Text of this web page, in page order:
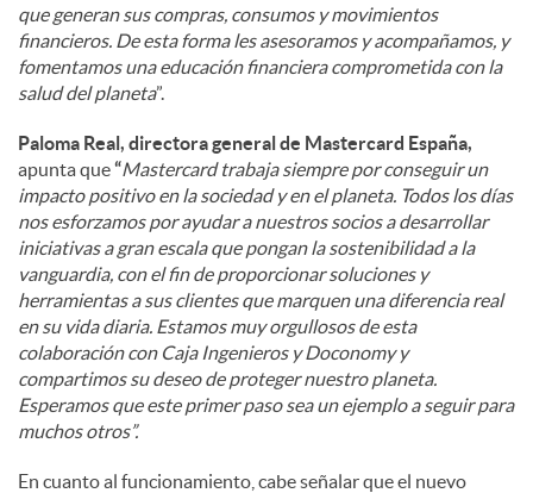
que generan sus compras, consumos y movimientos
financieros. De esta forma les asesoramos y acompañamos, y
fomentamos una educación financiera comprometida con la
salud del planeta”.
Paloma Real, directora general de Mastercard España,
apunta que“Mastercard trabaja siempre por conseguir un
impacto positivo en la sociedad y en el planeta. Todos los días
nos esforzamos por ayudar a nuestros socios a desarrollar
iniciativas a gran escala que pongan la sostenibilidad a la
vanguardia, con el fin de proporcionar soluciones y
herramientas a sus clientes que marquen una diferencia real
en su vida diaria. Estamos muy orgullosos de esta
colaboración con Caja Ingenieros y Doconomy y
compartimos su deseo de proteger nuestro planeta.
Esperamos que este primer paso sea un ejemplo a seguir para
muchos otros”.
En cuanto al funcionamiento, cabe señalar que el nuevo